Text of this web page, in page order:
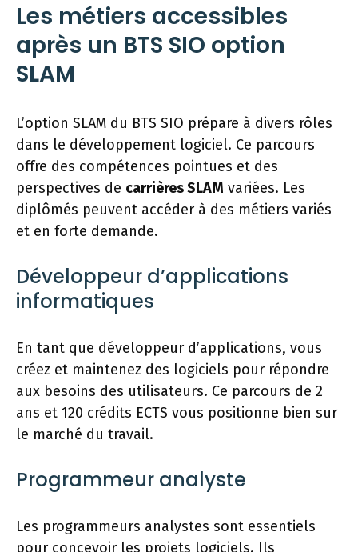
Les métiers accessibles
après un BTS SIO option
SLAM
L’option SLAM du BTS SIO prépare à divers rôles
dans le développement logiciel. Ce parcours
offre des compétences pointues et des
perspectives de carrières SLAM variées. Les
diplômés peuvent accéder à des métiers variés
et en forte demande.
Développeur d’applications
informatiques
En tant que développeur d’applications, vous
créez et maintenez des logiciels pour répondre
aux besoins des utilisateurs. Ce parcours de 2
ans et 120 crédits ECTS vous positionne bien sur
le marché du travail.
Programmeur analyste
Les programmeurs analystes sont essentiels
pour concevoir les projets logiciels. Ils